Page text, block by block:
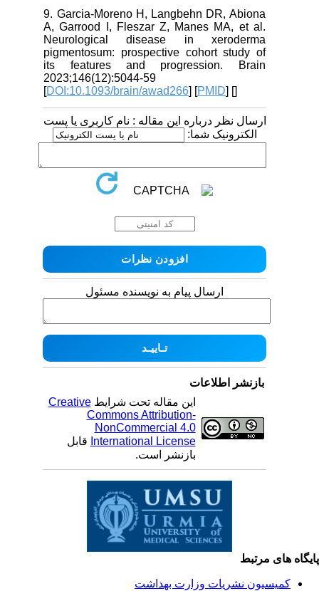
9. Garcia-Moreno H, Langbehn DR, Abiona
A, Garrood I, Fleszar Z, Manes MA, et al.
Neurological disease in xeroderma
pigmentosum: prospective cohort study of
its features and progression. Brain
2023;146(12):5044-59
[DOI:10.1093/brain/awad266] [PMID] [
ارسال نظر درباره این مقاله : نام کاربری یا پست
الکترونیک شما:
ارسال پیام به نویسنده مسئول
بازنشر اطلاعات
این مقاله تحت شرایطCreative
Commons Attribution-
NonCommercial 4.0
International Licenseقابل
بازنشر است.
های مرتبط
کمیسیون نشریات وزارت بهداشت